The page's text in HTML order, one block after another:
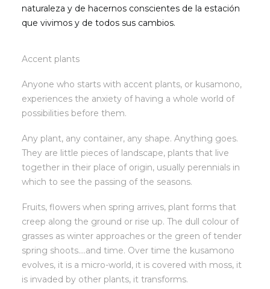
naturaleza y de hacernos conscientes de la estación
que vivimos y de todos sus cambios.
Accent plants
Anyone who starts with accent plants, or kusamono,
experiences the anxiety of having a whole world of
possibilities before them.
Any plant, any container, any shape. Anything goes.
They are little pieces of landscape, plants that live
together in their place of origin, usually perennials in
which to see the passing of the seasons.
Fruits, flowers when spring arrives, plant forms that
creep along the ground or rise up. The dull colour of
grasses as winter approaches or the green of tender
spring shoots….and time. Over time the kusamono
evolves, it is a micro-world, it is covered with moss, it
is invaded by other plants, it transforms.